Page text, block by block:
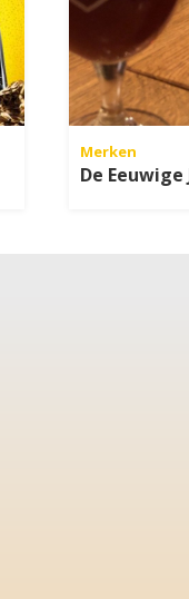
Merken
De